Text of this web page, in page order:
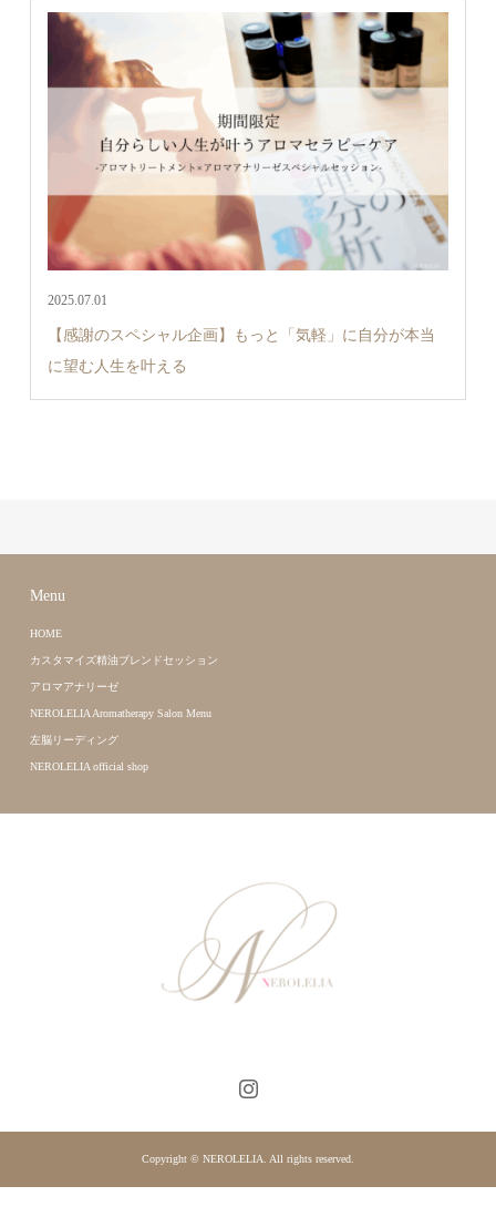
2025.07.01
【感謝のスペシャル企画】もっと「気軽」に自分が本当
に望む人生を叶える
Menu
HOME
カスタマイズ精油ブレンドセッション
アロマアナリーゼ
NEROLELIA Aromatherapy Salon Menu
左脳リーディング
NEROLELIA official shop
Copyright © NEROLELIA. All rights reserved.